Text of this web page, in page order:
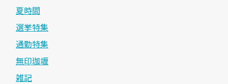
夏時間
選挙特集
通勤特集
無印珈竰
雑記